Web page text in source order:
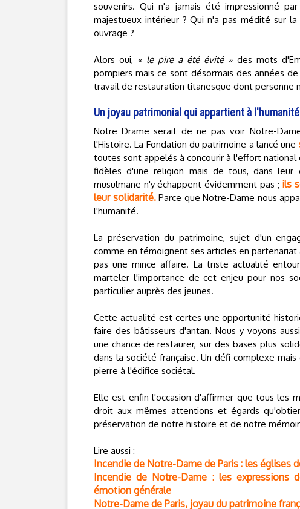
souvenirs. Qui n'a jamais été impressionné
majestueux intérieur ? Qui n'a pas médité sur
ouvrage ?
Alors oui, « le pire a été évité »des mots
pompiers mais ce sont désormais des années
travail de restauration titanesque dont personne
Un joyau patrimonial qui appartient à l'humanité
Notre Drame serait de ne pas voir Notre-
l'Histoire. La Fondation du patrimoine a lancé une
toutes sont appelés à concourir à l'effort
fidèles d'une religion mais de tous, dans leur
musulmane n'y échappent évidemment pas ; ils
leur solidarité.Parce que Notre-Dame nous
l'humanité.
La préservation du patrimoine, sujet d'un
comme en témoignent ses articles en partenariat
pas une mince affaire. La triste actualité
marteler l'importance de cet enjeu pour nos
particulier auprès des jeunes.
Cette actualité est certes une opportunité
faire des bâtisseurs d'antan. Nous y voyons
une chance de restaurer, sur des bases plus
dans la société française. Un défi complexe
pierre à l'édifice sociétal.
Elle est enfin l'occasion d'affirmer que tous les
droit aux mêmes attentions et égards
préservation de notre histoire et de notre
Lire aussi :
Incendie de Notre-Dame de Paris : les églises
Incendie de Notre-Dame : les expressions
émotion générale
Notre-Dame de Paris, joyau du patrimoine